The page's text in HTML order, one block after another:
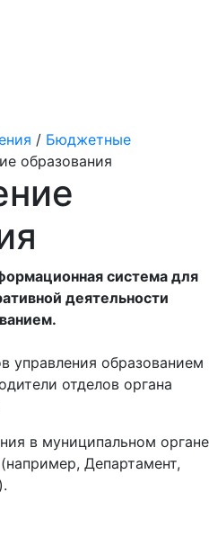
/ Бюджетные
образования
система для
деятельности
управления образованием
отделов органа
в муниципальном органе
Департамент,